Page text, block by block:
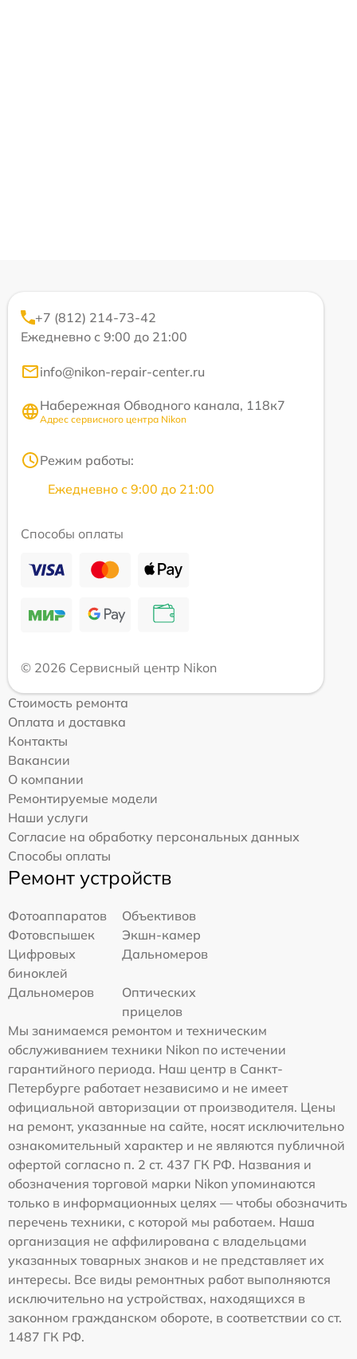
+7 (812) 214-73-42
Ежедневно с 9:00 до 21:00
info@nikon-repair-center.ru
Набережная Обводного канала, 118к7
Адрес сервисного центра Nikon
Режим работы:
Ежедневно с 9:00 до 21:00
Способы оплаты
© 2026 Сервисный центр Nikon
Стоимость ремонта
Оплата и доставка
Контакты
Вакансии
О компании
Ремонтируемые модели
Наши услуги
Согласие на обработку персональных данных
Способы оплаты
Ремонт устройств
Фотоаппаратов
Объективов
Фотовспышек
Экшн-камер
Цифровых
биноклей
Дальномеров
Дальномеров
Оптических
прицелов
Мы занимаемся ремонтом и техническим
обслуживанием техники Nikon по истечении
гарантийного периода. Наш центр в Санкт-
Петербурге работает независимо и не имеет
официальной авторизации от производителя. Цены
на ремонт, указанные на сайте, носят исключительно
ознакомительный характер и не являются публичной
офертой согласно п. 2 ст. 437 ГК РФ. Названия и
обозначения торговой марки Nikon упоминаются
только в информационных целях — чтобы обозначить
перечень техники, с которой мы работаем. Наша
организация не аффилирована с владельцами
указанных товарных знаков и не представляет их
интересы. Все виды ремонтных работ выполняются
исключительно на устройствах, находящихся в
законном гражданском обороте, в соответствии со ст.
1487 ГК РФ.